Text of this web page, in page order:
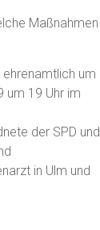
Maßnahmen
um
um 19 Uhr im
der SPD und
in Ulm und